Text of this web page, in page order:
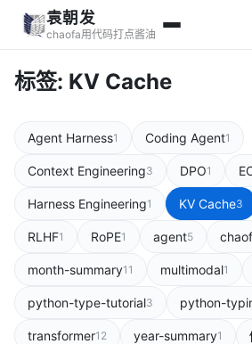
袁朝发
chaofa用代码打点酱油
标签: KV Cache
Agent Harness1 Coding Agent1
Context Engineering3 DPO1
Harness Engineering1 KV Cache3
RLHF1 RoPE1 agent5
month-summary11 multimodal1
python-type-tutorial3 python-
transformer12 year-summary1